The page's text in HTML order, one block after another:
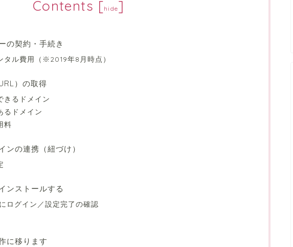
Contents [hide]
の契約・手続き
タル費用（※2019年8月時点）
）の取得
きるドメイン
るドメイン
料
ンの連携（紐づけ）
ンストールする
ログイン／設定完了の確認
に移ります